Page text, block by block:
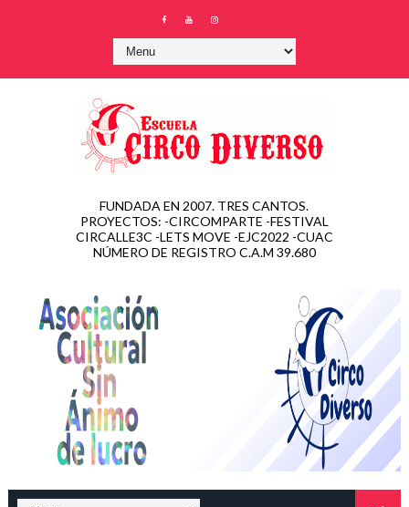
FUNDADA EN 2007. TRES CANTOS.
PROYECTOS: -CIRCOMPARTE -FESTIVAL
CIRCALLE3C -LETS MOVE -EJC2022 -CUAC
NÚMERO DE REGISTRO C.A.M 39.680